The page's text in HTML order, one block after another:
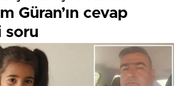
Güran’ın cevap
soru